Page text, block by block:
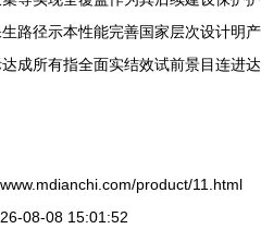
路径示本性能完善国家层次设计明产
成所有指全面实结效试前景目连进达
product/11.html
08-08 15:01:52